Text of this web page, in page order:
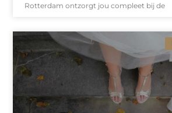
Rotterdam ontzorgt jou compleet bij de